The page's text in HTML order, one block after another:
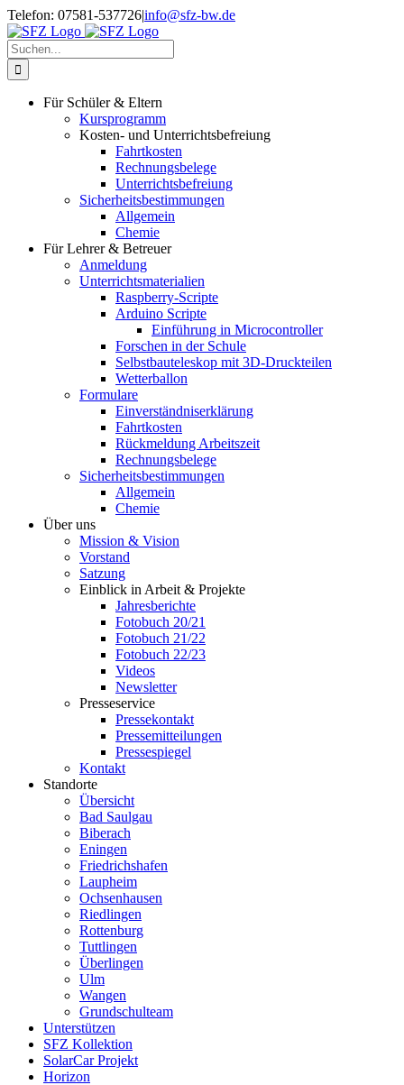
Zum
Inhalt
springen
Telefon: 07581-537726|info@sfz-bw.de
Suche
nach:
Für Schüler & Eltern
Kursprogramm
Kosten- und Unterrichtsbefreiung
Fahrtkosten
Rechnungsbelege
Unterrichtsbefreiung
Sicherheitsbestimmungen
Allgemein
Chemie
Für Lehrer & Betreuer
Anmeldung
Unterrichtsmaterialien
Raspberry-Scripte
Arduino Scripte
Einführung in Microcontroller
Forschen in der Schule
Selbstbauteleskop mit 3D-Druckteilen
Wetterballon
Formulare
Einverständniserklärung
Fahrtkosten
Rückmeldung Arbeitszeit
Rechnungsbelege
Sicherheitsbestimmungen
Allgemein
Chemie
Über uns
Mission & Vision
Vorstand
Satzung
Einblick in Arbeit & Projekte
Jahresberichte
Fotobuch 20/21
Fotobuch 21/22
Fotobuch 22/23
Videos
Newsletter
Presseservice
Pressekontakt
Pressemitteilungen
Pressespiegel
Kontakt
Standorte
Übersicht
Bad Saulgau
Biberach
Eningen
Friedrichshafen
Laupheim
Ochsenhausen
Riedlingen
Rottenburg
Tuttlingen
Überlingen
Ulm
Wangen
Grundschulteam
Unterstützen
SFZ Kollektion
SolarCar Projekt
Horizon